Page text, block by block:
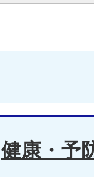
健康・予